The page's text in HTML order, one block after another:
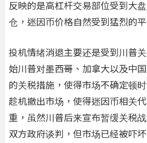
反映的是高杠杆交易部位受到大
仓，迷因币价格自然受到猛烈的平
投机情绪消退主要还是受到川普
始川普对墨西哥、加拿大以及中
的关税措施，使得市场不确定顿
趁机撤出市场，使得迷因币相关
重，虽然川普后来宣布暂缓关税
双方政府谈判，但市场已经被吓